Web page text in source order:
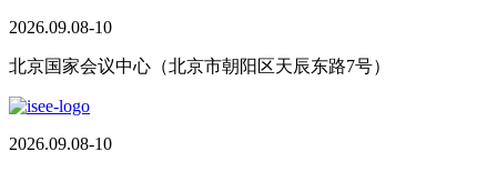
2026.09.08-10
北京国家会议中心（北京市朝阳区天辰东路7号）
2026.09.08-10